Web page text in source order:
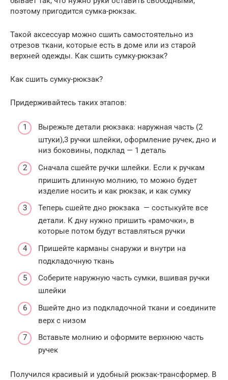
поэтому пригодится сумка-рюкзак.
Такой аксессуар можно сшить самостоятельно из
отрезов ткани, которые есть в доме или из старой
верхней одежды. Как сшить сумку-рюкзак?
Как сшить сумку-рюкзак?
Придерживайтесь таких этапов:
Вырежьте детали рюкзака: наружная часть (2
штуки),3 ручки шлейки, оформление ручек, дно и
низ боковины, подклад — 1 деталь
Сначала сшейте ручки шлейки. Если к ручкам
пришить длинную молнию, то можно будет
изделие носить и как рюкзак, и как сумку
Теперь сшейте дно рюкзака — состыкуйте все
детали. К дну нужно пришить «рамочки», в
которые потом будут вставляться ручки
Пришейте карманы снаружи и внутри на
подкладочную ткань
Соберите наружную часть сумки, вшивая ручки
шлейки
Вшейте дно из подкладочной ткани и соедините
верх с низом
Вставьте молнию и оформите верхнюю часть
ручек
Получился красивый и удобный рюкзак-трансформер. В